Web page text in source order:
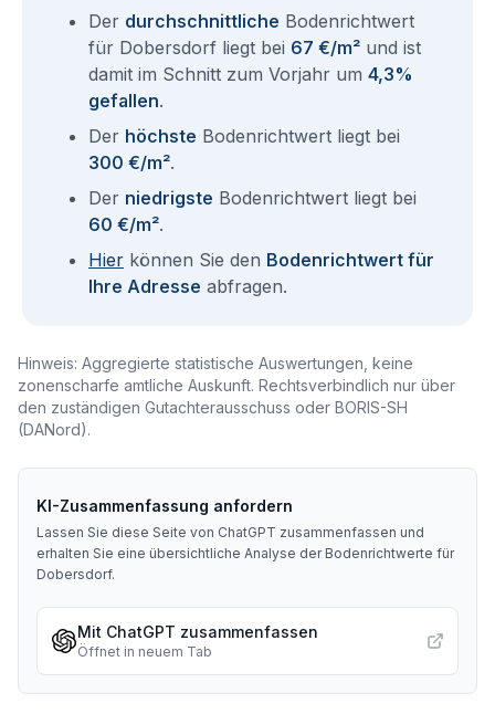
Der durchschnittliche Bodenrichtwert
für Dobersdorf liegt bei 67 €/m² und ist
damit im Schnitt zum Vorjahr um 4,3%
gefallen.
Der höchste Bodenrichtwert liegt bei
300 €/m².
Der niedrigste Bodenrichtwert liegt bei
60 €/m².
Hier können Sie den Bodenrichtwert für
Ihre Adresse abfragen.
Hinweis: Aggregierte statistische Auswertungen, keine
zonenscharfe amtliche Auskunft. Rechtsverbindlich nur über
den zuständigen Gutachterausschuss oder BORIS-SH
(DANord).
KI-Zusammenfassung anfordern
Lassen Sie diese Seite von ChatGPT zusammenfassen und
erhalten Sie eine übersichtliche Analyse der Bodenrichtwerte für
Dobersdorf.
Mit ChatGPT zusammenfassen
Öffnet in neuem Tab